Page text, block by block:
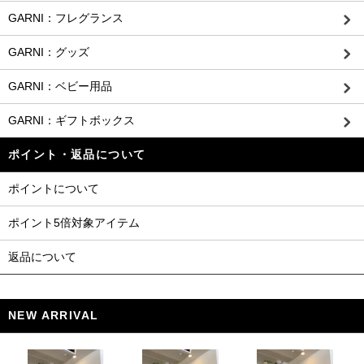
GARNI：フレグランス
GARNI：グッズ
GARNI：ベビー用品
GARNI：ギフトボックス
ポイント・返品について
ポイントについて
ポイント5倍対象アイテム
返品について
NEW ARRIVAL